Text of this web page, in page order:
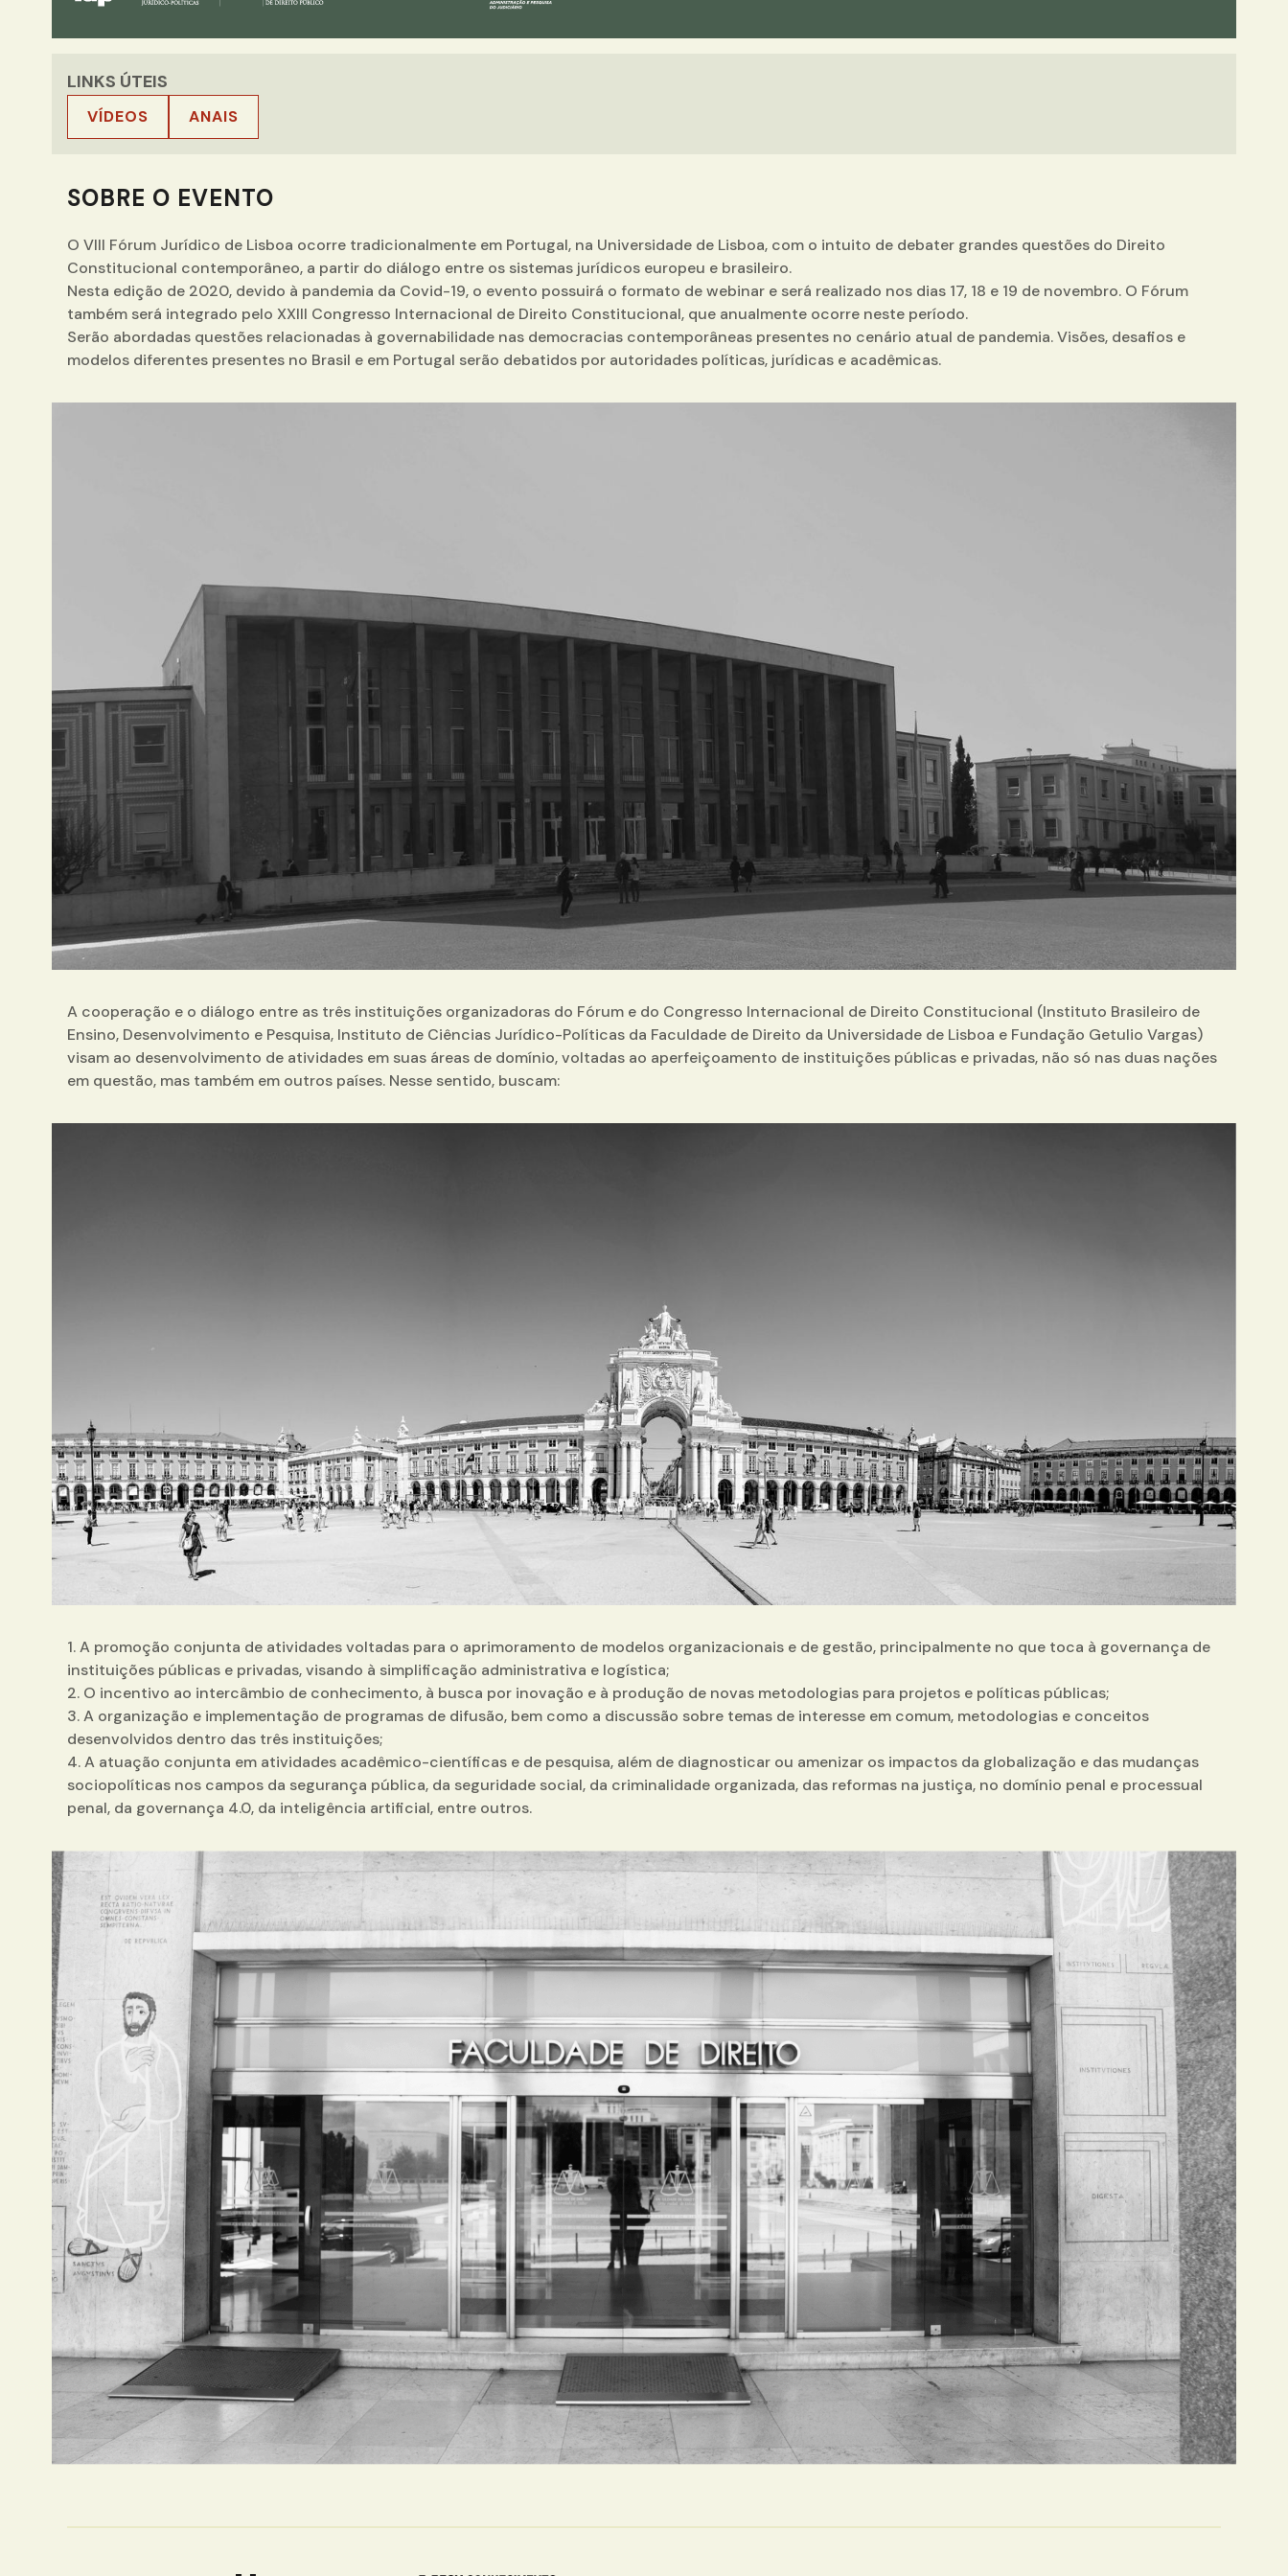
LINKS ÚTEIS
VÍDEOS ANAIS
SOBRE O EVENTO
O VIII Fórum Jurídico de Lisboa ocorre tradicionalmente em Portugal, na Universidade de Lisboa, com o intuito de debater grandes questões do Direito
Constitucional contemporâneo, a partir do diálogo entre os sistemas jurídicos europeu e brasileiro.
Nesta edição de 2020, devido à pandemia da Covid-19, o evento possuirá o formato de webinar e será realizado nos dias 17, 18 e 19 de novembro. O Fórum
também será integrado pelo XXIII Congresso Internacional de Direito Constitucional, que anualmente ocorre neste período.
Serão abordadas questões relacionadas à governabilidade nas democracias contemporâneas presentes no cenário atual de pandemia. Visões, desafios e
modelos diferentes presentes no Brasil e em Portugal serão debatidos por autoridades políticas, jurídicas e acadêmicas.
A cooperação e o diálogo entre as três instituições organizadoras do Fórum e do Congresso Internacional de Direito Constitucional (Instituto Brasileiro de
Ensino, Desenvolvimento e Pesquisa, Instituto de Ciências Jurídico-Políticas da Faculdade de Direito da Universidade de Lisboa e Fundação Getulio Vargas)
visam ao desenvolvimento de atividades em suas áreas de domínio, voltadas ao aperfeiçoamento de instituições públicas e privadas, não só nas duas nações
em questão, mas também em outros países. Nesse sentido, buscam:
1. A promoção conjunta de atividades voltadas para o aprimoramento de modelos organizacionais e de gestão, principalmente no que toca à governança de
instituições públicas e privadas, visando à simplificação administrativa e logística;
2. O incentivo ao intercâmbio de conhecimento, à busca por inovação e à produção de novas metodologias para projetos e políticas públicas;
3. A organização e implementação de programas de difusão, bem como a discussão sobre temas de interesse em comum, metodologias e conceitos
desenvolvidos dentro das três instituições;
4. A atuação conjunta em atividades acadêmico-científicas e de pesquisa, além de diagnosticar ou amenizar os impactos da globalização e das mudanças
sociopolíticas nos campos da segurança pública, da seguridade social, da criminalidade organizada, das reformas na justiça, no domínio penal e processual
penal, da governança 4.0, da inteligência artificial, entre outros.